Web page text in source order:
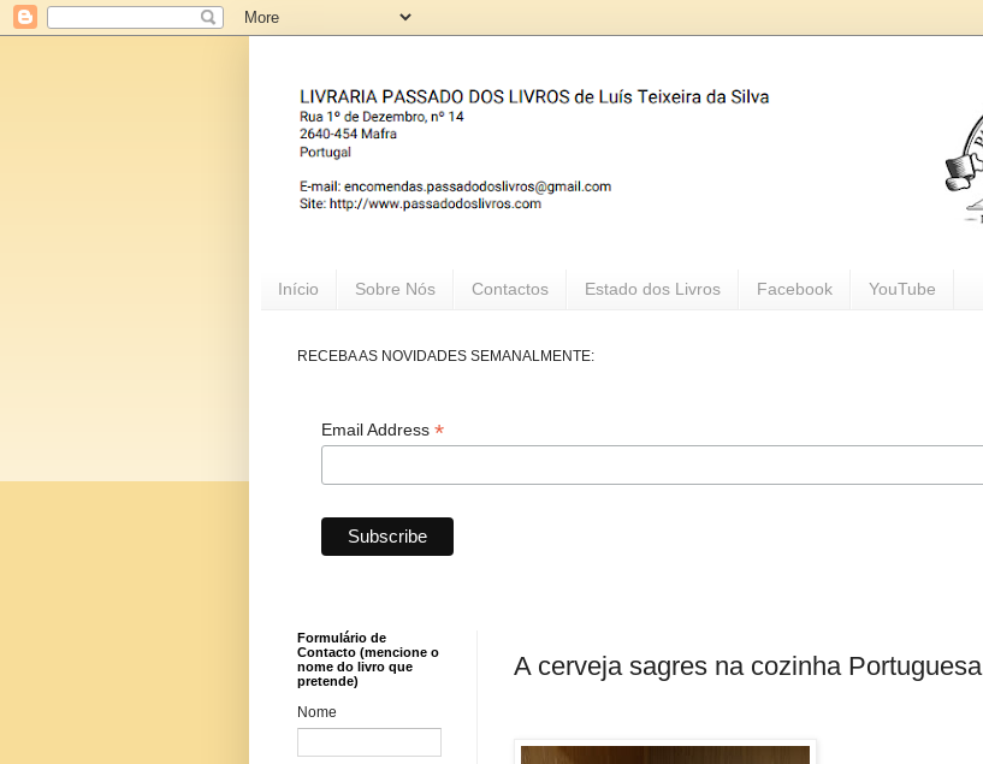
Início Sobre Nós Contactos Estado dos Livros Facebook YouTube
RECEBA AS NOVIDADES SEMANALMENTE:
Email Address *
A cerveja sagres na cozinha Portuguesa
Formulário de
Contacto (mencione o
nome do livro que
pretende)
Nome